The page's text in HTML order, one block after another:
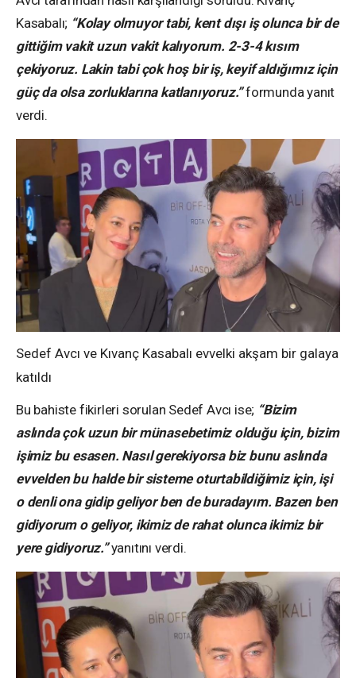
Kasabalı; “Kolay olmuyor tabi, kent dışı iş olunca bir de
gittiğim vakit uzun vakit kalıyorum. 2-3-4 kısım
çekiyoruz. Lakin tabi çok hoş bir iş, keyif aldığımız için
güç da olsa zorluklarına katlanıyoruz.”formunda yanıt
verdi.
Sedef Avcı ve Kıvanç Kasabalı evvelki akşam bir galaya
katıldı
Bu bahiste fikirleri sorulan Sedef Avcı ise; “Bizim
aslında çok uzun bir münasebetimiz olduğu için, bizim
işimiz bu esasen. Nasıl gerekiyorsa biz bunu aslında
evvelden bu halde bir sisteme oturtabildiğimiz için, işi
o denli ona gidip geliyor ben de buradayım. Bazen ben
gidiyorum o geliyor, ikimiz de rahat olunca ikimiz bir
yere gidiyoruz.”yanıtını verdi.